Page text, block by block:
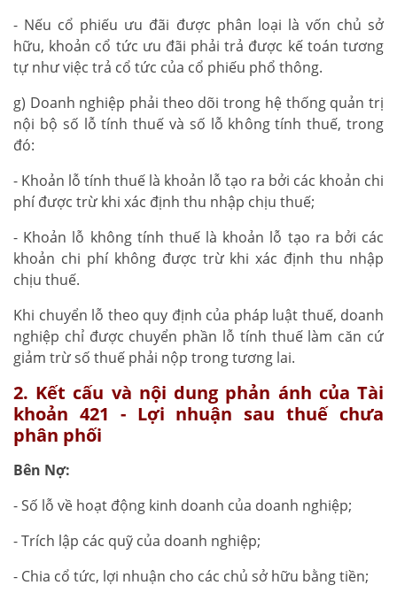
- Nếu cổ phiếu ưu đãi được phân loại là vốn chủ sở
hữu, khoản cổ tức ưu đãi phải trả được kế toán tương
tự như việc trả cổ tức của cổ phiếu phổ thông.
g) Doanh nghiệp phải theo dõi trong hệ thống quản trị
nội bộ số lỗ tính thuế và số lỗ không tính thuế, trong
đó:
- Khoản lỗ tính thuế là khoản lỗ tạo ra bởi các khoản chi
phí được trừ khi xác định thu nhập chịu thuế;
- Khoản lỗ không tính thuế là khoản lỗ tạo ra bởi các
khoản chi phí không được trừ khi xác định thu nhập
chịu thuế.
Khi chuyển lỗ theo quy định của pháp luật thuế, doanh
nghiệp chỉ được chuyển phần lỗ tính thuế làm căn cứ
giảm trừ số thuế phải nộp trong tương lai.
2. Kết cấu và nội dung phản ánh của Tài
khoản 421 - Lợi nhuận sau thuế chưa
phân phối
Bên Nợ:
- Số lỗ về hoạt động kinh doanh của doanh nghiệp;
- Trích lập các quỹ của doanh nghiệp;
- Chia cổ tức, lợi nhuận cho các chủ sở hữu bằng tiền;